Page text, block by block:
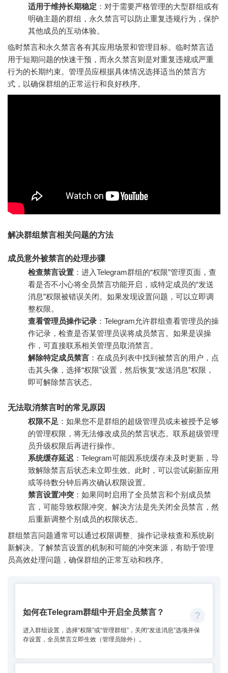
适用于维持长期稳定 ：对于需要严格管理的大型群组或有
明确主题的群组，永久禁言可以防止重复违规行为，保护
其他成员的互动体验。
临时禁言和永久禁言各有其应用场景和管理目标。临时禁言适
用于短期问题的快速干预，而永久禁言则是对重复违规或严重
行为的长期约束。管理员应根据具体情况选择适当的禁言方
式，以确保群组的正常运行和良好秩序。
解决群组禁言相关问题的方法
成员意外被禁言的处理步骤
检查禁言设置 ：进入Telegram群组的“权限”管理页面，查
看是否不小心将全员禁言功能开启，或特定成员的“发送
消息”权限被错误关闭。如果发现设置问题，可以立即调
整权限。
查看管理员操作记录 ：Telegram允许群组查看管理员的操
作记录，检查是否某管理员误将成员禁言。如果是误操
作，可直接联系相关管理员取消禁言。
解除特定成员禁言 ：在成员列表中找到被禁言的用户，点
击其头像，选择“权限”设置，然后恢复“发送消息”权限，
即可解除禁言状态。
无法取消禁言时的常见原因
权限不足 ：如果您不是群组的超级管理员或未被授予足够
的管理权限，将无法修改成员的禁言状态。联系超级管理
员升级权限后再进行操作。
系统缓存延迟 ：Telegram可能因系统缓存未及时更新，导
致解除禁言后状态未立即生效。此时，可以尝试刷新应用
或等待数分钟后再次确认权限设置。
禁言设置冲突 ：如果同时启用了全员禁言和个别成员禁
言，可能导致权限冲突。解决方法是先关闭全员禁言，然
后重新调整个别成员的权限状态。
群组禁言问题通常可以通过权限调整、操作记录核查和系统刷
新解决。了解禁言设置的机制和可能的冲突来源，有助于管理
员高效处理问题，确保群组的正常互动和秩序。
如何在Telegram群组中开启全员禁言？
进入群组设置，选择“权限”或“管理群组”，关闭“发送消息”选项并保
存设置，全员禁言立即生效（管理员除外）。